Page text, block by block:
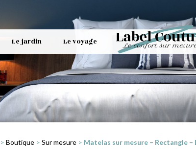
Le jardin Le voyage
> Boutique > Sur mesure > Matelas sur mesure – Rectangle –